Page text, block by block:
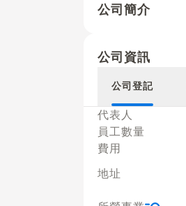
公司簡介
公司資訊
公司登記
代表人
員工數量
費用
地址